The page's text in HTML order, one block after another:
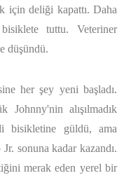
için deliği kapattı. Daha
tuttu. Veteriner
düşündü.
her şey yeni başladı.
Johnny'nin alışılmadık
bisikletine güldü, ama
sonuna kadar kazandı.
merak eden yerel bir